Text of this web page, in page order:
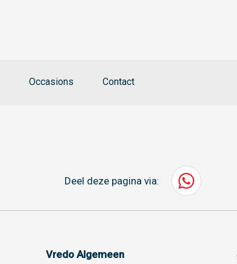
Occasions Contact
Deel deze pagina via:
Vredo Algemeen